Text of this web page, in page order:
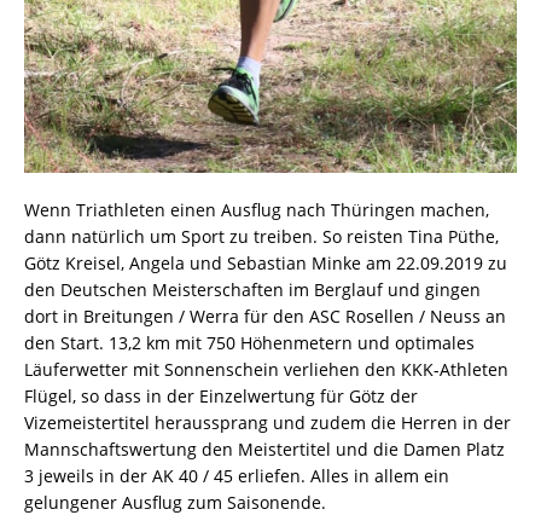
Wenn Triathleten einen Ausflug nach Thüringen machen,
dann natürlich um Sport zu treiben. So reisten Tina Püthe,
Götz Kreisel, Angela und Sebastian Minke am 22.09.2019 zu
den Deutschen Meisterschaften im Berglauf und gingen
dort in Breitungen / Werra für den ASC Rosellen / Neuss an
den Start. 13,2 km mit 750 Höhenmetern und optimales
Läuferwetter mit Sonnenschein verliehen den KKK-Athleten
Flügel, so dass in der Einzelwertung für Götz der
Vizemeistertitel heraussprang und zudem die Herren in der
Mannschaftswertung den Meistertitel und die Damen Platz
3 jeweils in der AK 40 / 45 erliefen. Alles in allem ein
gelungener Ausflug zum Saisonende.